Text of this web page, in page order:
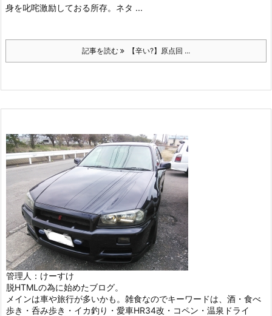
身を叱咤激励しておる所存。ネタ ...
記事を読む 【辛い?】原点回 ...
管理人：けーすけ
脱HTMLの為に始めたブログ。
メインは車や旅行が多いかも。雑食なのでキーワードは、酒・食べ
歩き・呑み歩き・イカ釣り・愛車HR34改・コペン・温泉ドライ